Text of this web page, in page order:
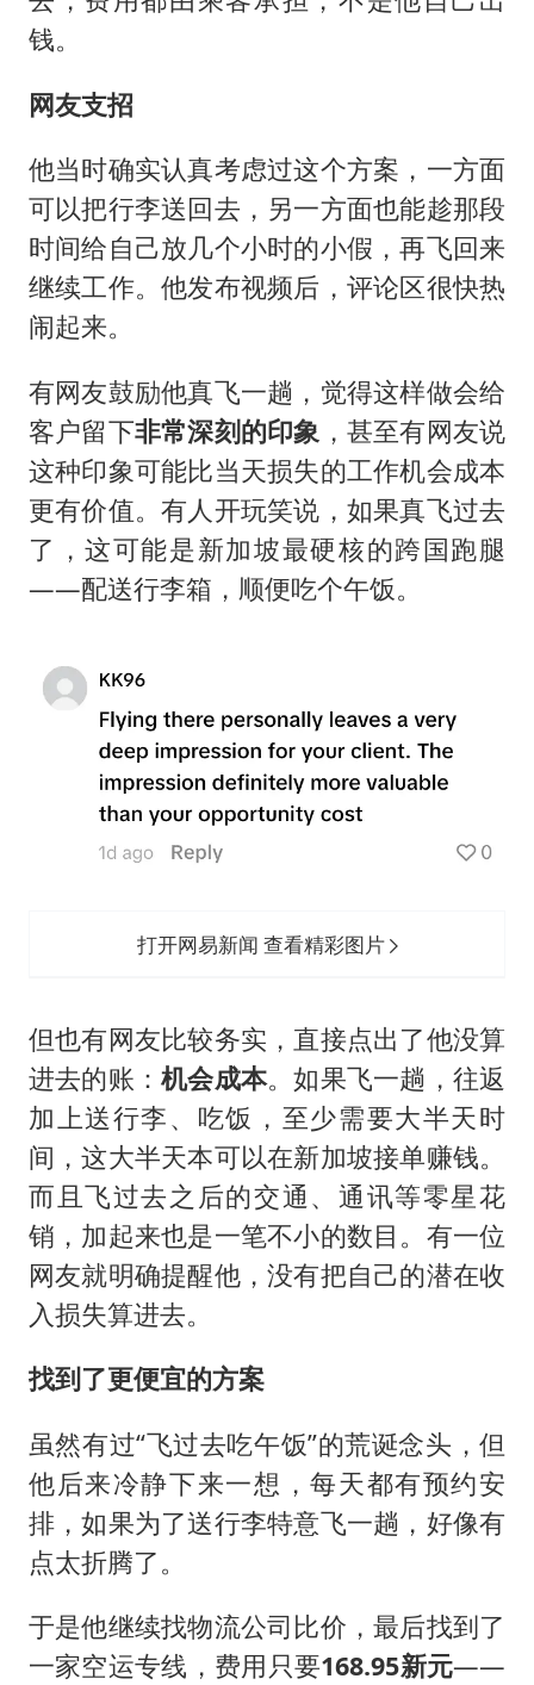
钱。
网友支招
他当时确实认真考虑过这个方案，一方面
可以把行李送回去，另一方面也能趁那段
时间给自己放几个小时的小假，再飞回来
继续工作。他发布视频后，评论区很快热
闹起来。
有网友鼓励他真飞一趟，觉得这样做会给
客户留下非常深刻的印象 ，甚至有网友说
这种印象可能比当天损失的工作机会成本
更有价值。有人开玩笑说，如果真飞过去
了，这可能是新加坡最硬核的跨国跑腿
——配送行李箱，顺便吃个午饭。
打开网易新闻 查看精彩图片
但也有网友比较务实，直接点出了他没算
进去的账：机会成本。如果飞一趟，往返
加上送行李、吃饭，至少需要大半天时
间，这大半天本可以在新加坡接单赚钱。
而且飞过去之后的交通、通讯等零星花
销，加起来也是一笔不小的数目。有一位
网友就明确提醒他，没有把自己的潜在收
入损失算进去。
找到了更便宜的方案
虽然有过“飞过去吃午饭”的荒诞念头，但
他后来冷静下来一想，每天都有预约安
排，如果为了送行李特意飞一趟，好像有
点太折腾了。
于是他继续找物流公司比价，最后找到了
一家空运专线，费用只要168.95新元——